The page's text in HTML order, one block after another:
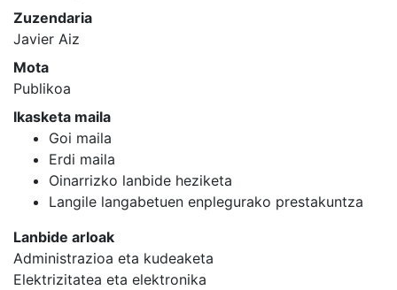
Zuzendaria
Javier Aiz
Mota
Publikoa
Ikasketa maila
Goi maila
Erdi maila
Oinarrizko lanbide heziketa
Langile langabetuen enplegurako prestakuntza
Lanbide arloak
Administrazioa eta kudeaketa
Elektrizitatea eta elektronika